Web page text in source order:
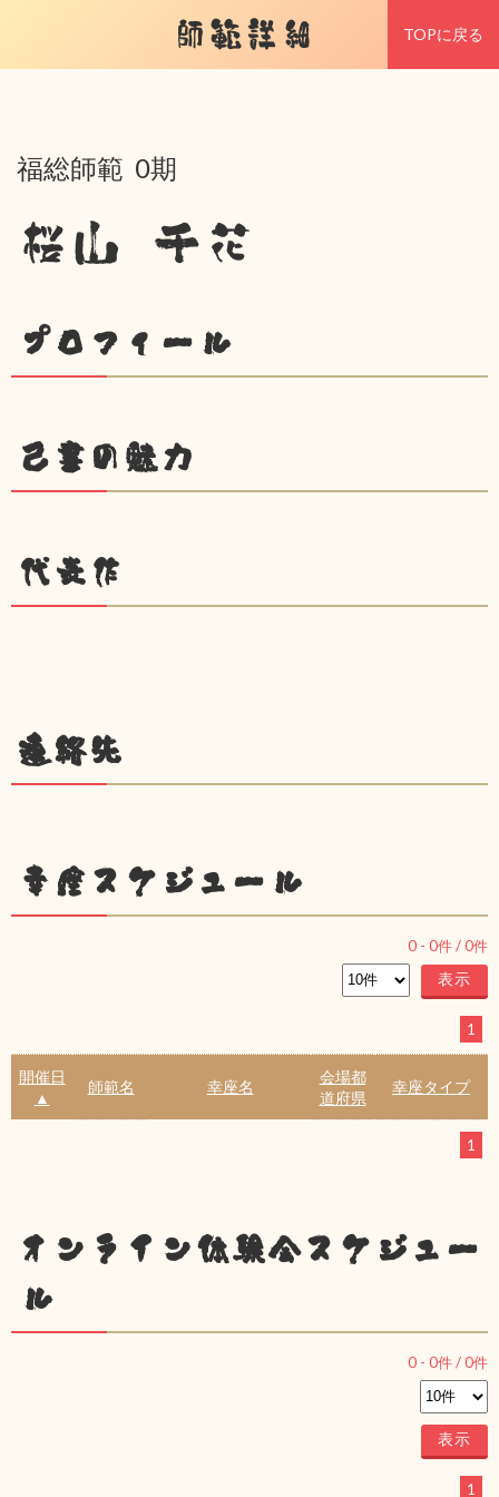
師範詳細 TOPに戻る
福総師範 0期
桜山 千花
プロフィール
己書の魅力
代表作
連絡先
幸座スケジュール
0 - 0件 /0件
1
開催日
▲
師範名 幸座名
会場都
道府県
幸座タイプ
1
オンライン体験会スケジュー
ル
0 - 0件 /0件
1